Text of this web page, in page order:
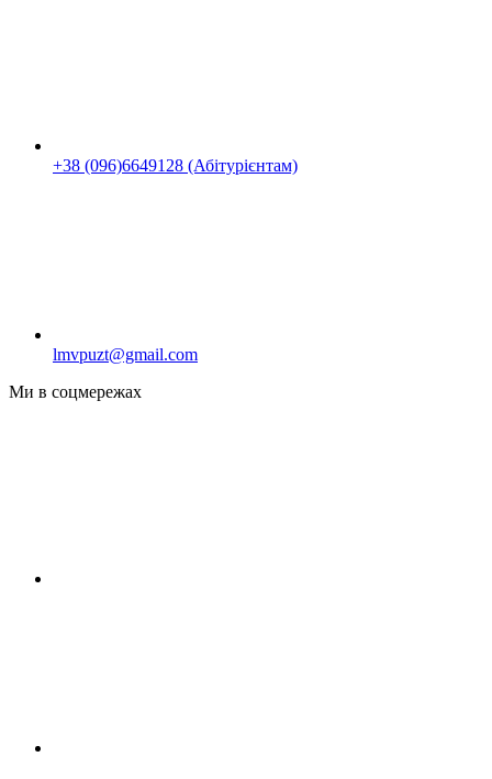
+38 (096)6649128 (Абітурієнтам)
lmvpuzt@gmail.com
Ми в соцмережах